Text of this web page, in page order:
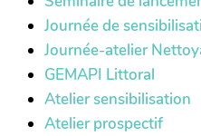
Journée de
Journée-atelier
GEMAPI Littoral
Atelier sensibilisation
Atelier prospectif